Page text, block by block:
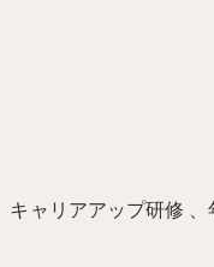
ャリアアップ研修